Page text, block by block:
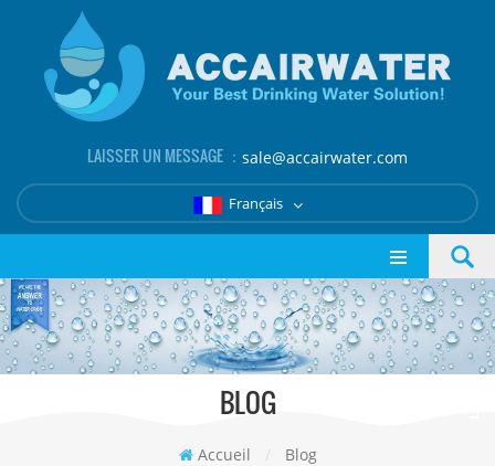
LAISSER UN MESSAGE ： sale@accairwater.com
Français
BLOG
Accueil / Blog